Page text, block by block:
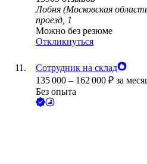
Лобня (Московская
проезд, 1
Можно без резюме
Откликнуться
Сотрудник на склад
135 000 – 162 000 ₽ за
Без опыта